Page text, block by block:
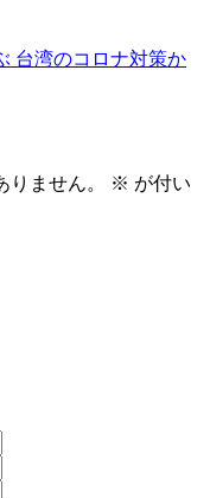
台湾のコロナ対策か
ません。 ※ が付い